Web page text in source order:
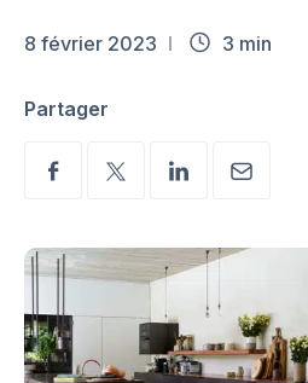
8 février 2023 3 min
Partager